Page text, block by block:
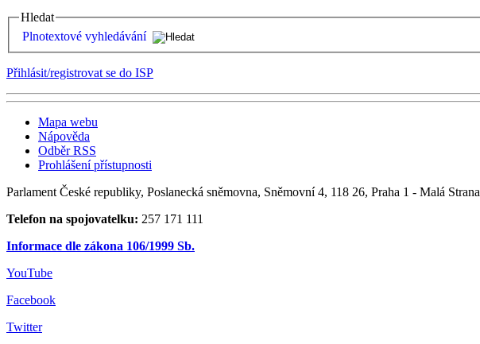
Hledat
Plnotextové vyhledávání
Přihlásit/registrovat se do ISP
Mapa webu
Nápověda
Odběr RSS
Prohlášení přístupnosti
Parlament České republiky, Poslanecká sněmovna, Sněmovní 4, 118 26, Praha 1 - Malá Strana
Telefon na spojovatelku: 257 171 111
Informace dle zákona 106/1999 Sb.
YouTube
Facebook
Twitter